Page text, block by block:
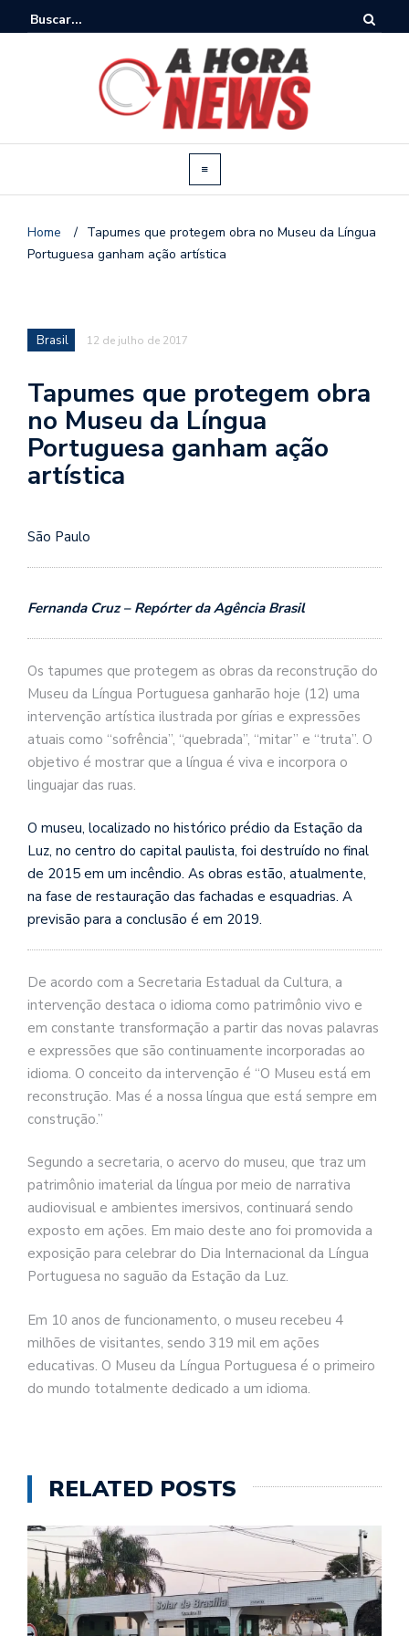
Home / Tapumes que protegem obra no Museu da Língua
Portuguesa ganham ação artística
Brasil 12 de julho de 2017
Tapumes que protegem obra
no Museu da Língua
Portuguesa ganham ação
artística
São Paulo
Fernanda Cruz – Repórter da Agência Brasil
Os tapumes que protegem as obras da reconstrução do
Museu da Língua Portuguesa ganharão hoje (12) uma
intervenção artística ilustrada por gírias e expressões
atuais como “sofrência”, “quebrada”, “mitar” e “truta”. O
objetivo é mostrar que a língua é viva e incorpora o
linguajar das ruas.
O museu, localizado no histórico prédio da Estação da
Luz, no centro do capital paulista, foi destruído no final
de 2015 em um incêndio. As obras estão, atualmente,
na fase de restauração das fachadas e esquadrias. A
previsão para a conclusão é em 2019.
De acordo com a Secretaria Estadual da Cultura, a
intervenção destaca o idioma como patrimônio vivo e
em constante transformação a partir das novas palavras
e expressões que são continuamente incorporadas ao
idioma. O conceito da intervenção é “O Museu está em
reconstrução. Mas é a nossa língua que está sempre em
construção.”
Segundo a secretaria, o acervo do museu, que traz um
patrimônio imaterial da língua por meio de narrativa
audiovisual e ambientes imersivos, continuará sendo
exposto em ações. Em maio deste ano foi promovida a
exposição para celebrar do Dia Internacional da Língua
Portuguesa no saguão da Estação da Luz.
Em 10 anos de funcionamento, o museu recebeu 4
milhões de visitantes, sendo 319 mil em ações
educativas. O Museu da Língua Portuguesa é o primeiro
do mundo totalmente dedicado a um idioma.
RELATED POSTS